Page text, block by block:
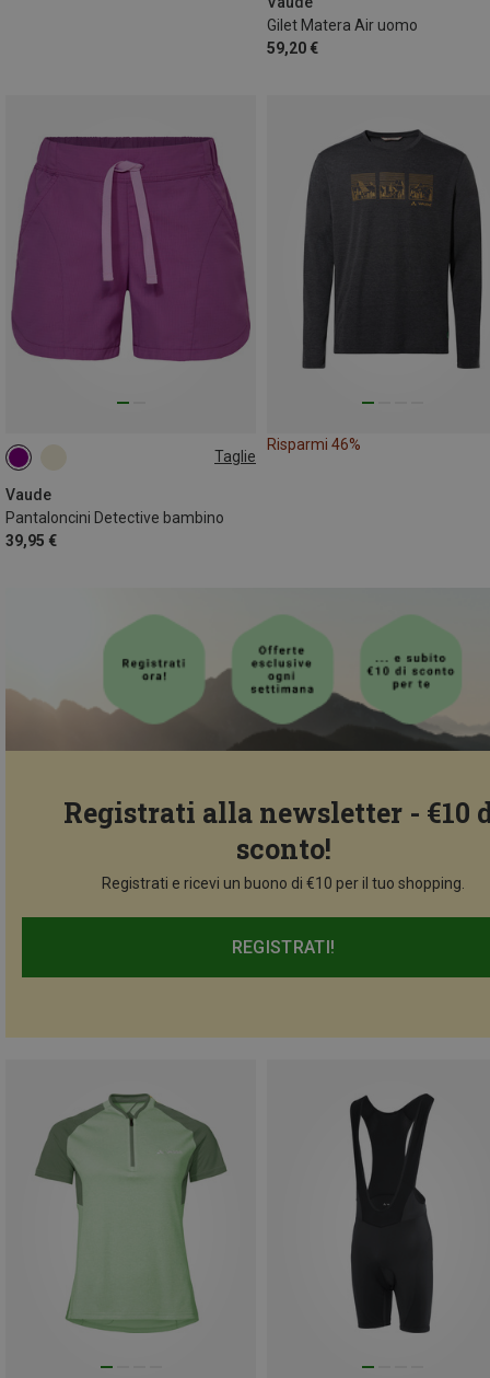
Gilet Matera Air uomo
59,20 €
Taglie
Vaude
Pantaloncini Detective bambino
39,95 €
110|116
134|140
146|152
Risparmi 46%
Registrati alla newsletter - €10
sconto!
Registrati e ricevi un buono di €10 per il tuo shopping.
REGISTRATI!